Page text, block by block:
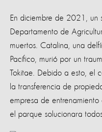
En diciembre de 2021, un
Departamento de
muertos. Catalina, una
Pacífico, murió por un
Tokitae. Debido a esto, el
la transferencia de
empresa de
el parque solucionara